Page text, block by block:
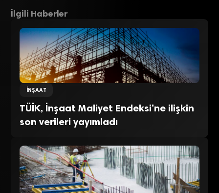
İlgili Haberler
İNŞAAT
TÜİK, İnşaat Maliyet Endeksi’ne ilişkin
son verileri yayımladı